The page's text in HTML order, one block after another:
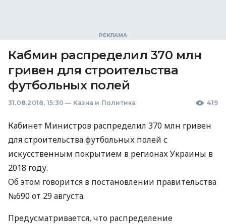
Кабмин распределил 370 млн
гривен для строительства
футбольных полей
31.08.2018, 15:30 — Казна и Политика 419
Кабинет Министров распределил 370 млн гривен
для строительства футбольных полей с
искусственным покрытием в регионах Украины в
2018 году.
Об этом говорится в постановлении правительства
№690 от 29 августа.
Предусматривается, что распределение